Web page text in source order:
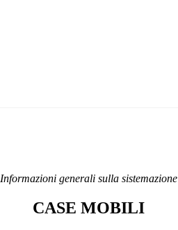
Informazioni generali sulla sistemazione
CASE MOBILI